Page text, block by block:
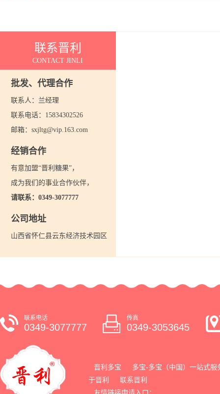
联系晋利
CONTACT JINLI
批发、代理合作
联系人：兰经理
联系电话：15834302526
邮箱：sxjltg@vip.163.com
经销合作
有意加盟“晋利糖果”，
成为我们的事业合作伙伴，
请联系：0349-3077777
公司地址
山西省怀仁县云东经济技术园区
联系电话
0349-3077777
传真
0349-3053645
晋利多宝
多宝-多宝（中国）一站式服
于晋利
联系晋利